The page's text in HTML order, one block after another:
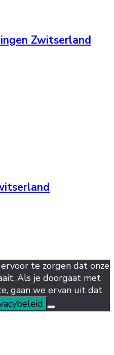
Zwitserland
te zorgen dat onze
Als je doorgaat met
gaan we ervan uit dat